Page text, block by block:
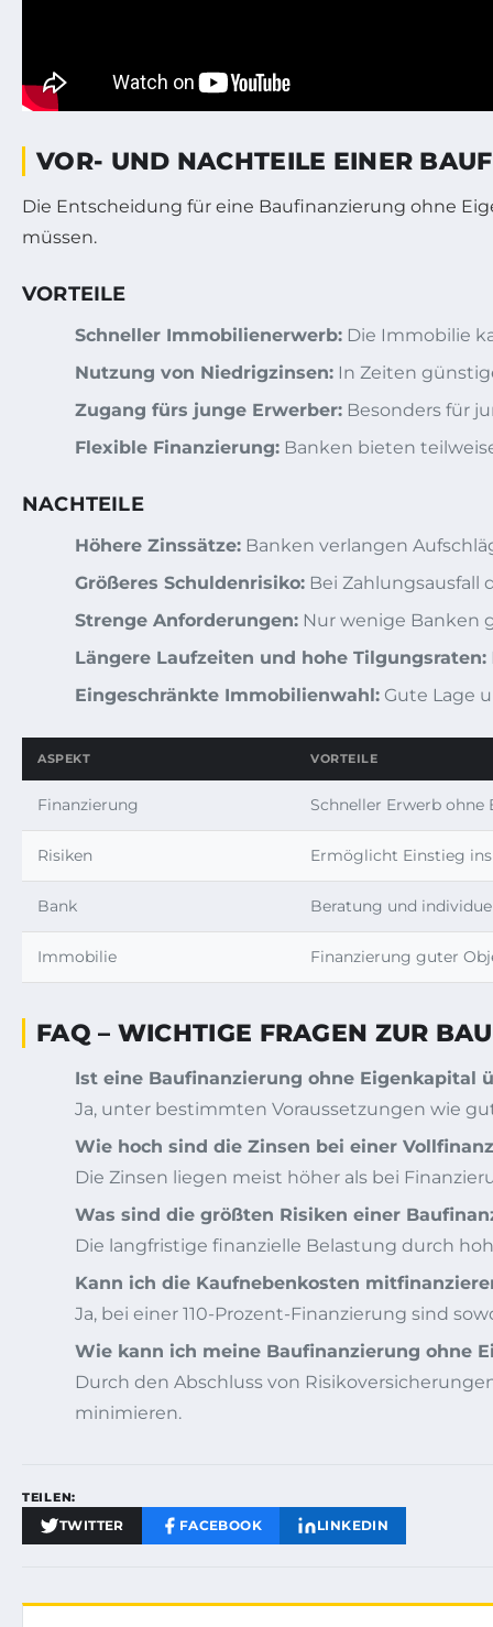
VOR- UND NACHTEILE EINER
Die Entscheidung für eine Baufinanzierung ohne
müssen.
VORTEILE
Schneller Immobilienerwerb: Die Immobilie
Nutzung von Niedrigzinsen: In Zeiten
Zugang fürs junge Erwerber: Besonders für
Flexible Finanzierung: Banken bieten
NACHTEILE
Höhere Zinssätze: Banken verlangen
Größeres Schuldenrisiko: Bei
Strenge Anforderungen: Nur wenige Banken
Längere Laufzeiten und hohe Tilgungsraten:
Eingeschränkte Immobilienwahl: Gute Lage
ASPEKT VORTEILE
Finanzierung Schneller Erwerb ohne
Risiken Ermöglicht Einstieg
Bank Beratung und
Immobilie Finanzierung guter
FAQ – WICHTIGE FRAGEN ZUR
Ist eine Baufinanzierung ohne Eigenkapital
Ja, unter bestimmten Voraussetzungen wie
Wie hoch sind die Zinsen bei einer
Die Zinsen liegen meist höher als bei
Was sind die größten Risiken einer
Die langfristige finanzielle Belastung durch
Kann ich die Kaufnebenkosten
Ja, bei einer 110-Prozent-Finanzierung sind
Wie kann ich meine Baufinanzierung ohne
Durch den Abschluss von
minimieren.
TEILEN:
TWITTER FACEBOOK LINKEDIN